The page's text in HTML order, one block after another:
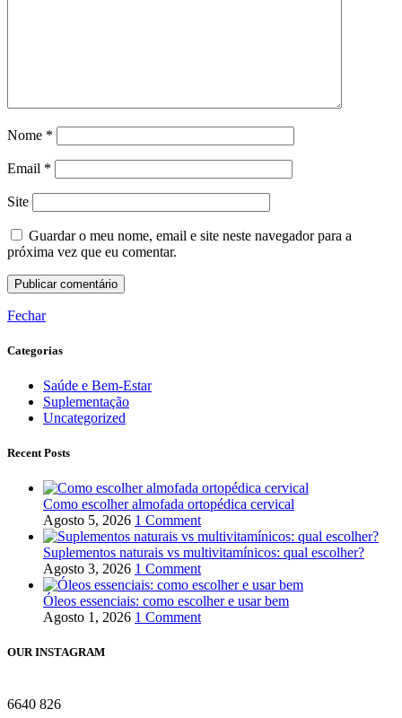
Nome *
Email *
Site
Guardar o meu nome, email e site neste navegador para a
próxima vez que eu comentar.
Fechar
Categorias
Saúde e Bem-Estar
Suplementação
Uncategorized
Recent Posts
Como escolher almofada ortopédica cervical
Agosto 5, 2026 1 Comment
Suplementos naturais vs multivitamínicos: qual escolher?
Agosto 3, 2026 1 Comment
Óleos essenciais: como escolher e usar bem
Agosto 1, 2026 1 Comment
OUR INSTAGRAM
6640 826